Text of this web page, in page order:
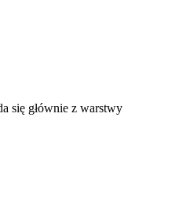
się głównie z warstwy